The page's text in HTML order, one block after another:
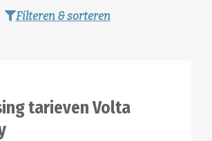
Filteren & sorteren
tarieven Volta